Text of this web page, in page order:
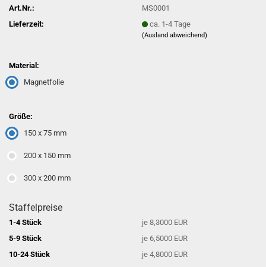
Art.Nr.:
MS0001
Lieferzeit:
ca. 1-4 Tage
(Ausland abweichend)
Material:
Magnetfolie
Größe:
150 x 75 mm
200 x 150 mm
300 x 200 mm
Staffelpreise
1-4 Stück
je 8,3000 EUR
5-9 Stück
je 6,5000 EUR
10-24 Stück
je 4,8000 EUR